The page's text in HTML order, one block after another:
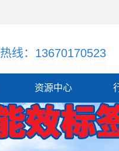
线：13670170523
资源中心